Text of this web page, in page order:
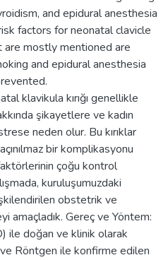
and epidural anesthesia
factors for neonatal clavicle
are mostly mentioned are
and epidural anesthesia
klavikula kırığı genellikle
şikayetlere ve kadın
neden olur. Bu kırıklar
bir komplikasyonu
çoğu kontrol
kuruluşumuzdaki
obstetrik ve
amaçladık. Gereç ve Yöntem:
ile doğan ve klinik olarak
ve Röntgen ile konfirme edilen